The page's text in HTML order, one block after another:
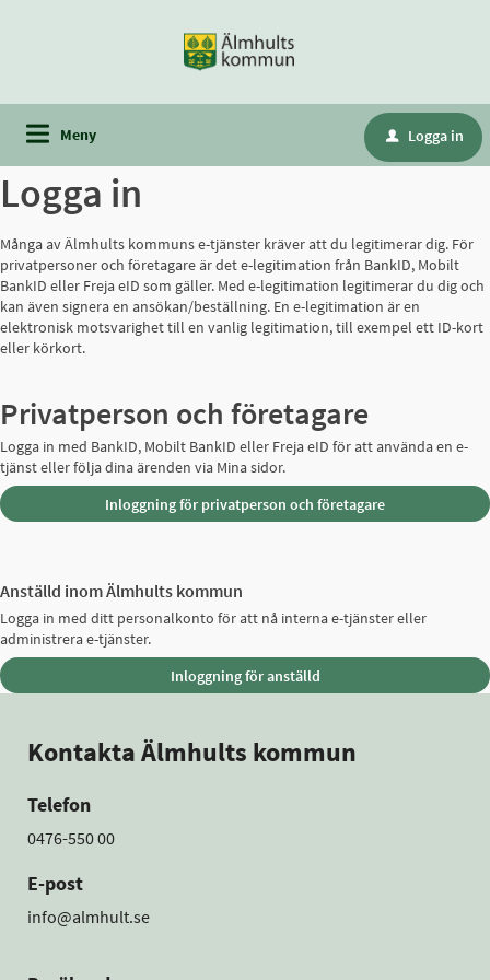
Meny u Logga in
Logga in
Många av Älmhults kommuns e-tjänster kräver att du legitimerar dig. För
privatpersoner och företagare är det e-legitimation från BankID, Mobilt
BankID eller Freja eID som gäller. Med e-legitimation legitimerar du dig och
kan även signera en ansökan/beställning. En e-legitimation är en
elektronisk motsvarighet till en vanlig legitimation, till exempel ett ID-kort
eller körkort.
Privatperson och företagare
Logga in med BankID, Mobilt BankID eller Freja eID för att använda en e-
tjänst eller följa dina ärenden via Mina sidor.
Anställd inom Älmhults kommun
Logga in med ditt personalkonto för att nå interna e-tjänster eller
administrera e-tjänster.
Kontakta Älmhults kommun
Telefon
0476-550 00
E-post
info@almhult.se